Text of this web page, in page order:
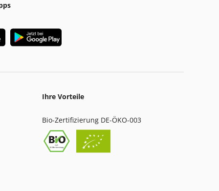
Ihre Vorteile
Bio-Zertifizierung DE-ÖKO-003